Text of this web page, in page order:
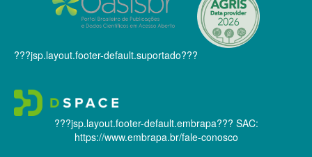
???jsp.layout.footer-default.suportado???
???jsp.layout.footer-default.embrapa??? SAC:
https://www.embrapa.br/fale-conosco